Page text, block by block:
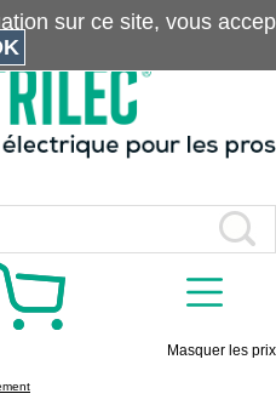
Masquer les prix
sur ce site, vous